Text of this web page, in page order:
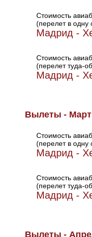
Стоимость
(перелет в одну
Мадрид -
Стоимость
(перелет туда-
Мадрид -
Вылеты - Март
Стоимость
(перелет в одну
Мадрид -
Стоимость
(перелет туда-
Мадрид -
Вылеты -